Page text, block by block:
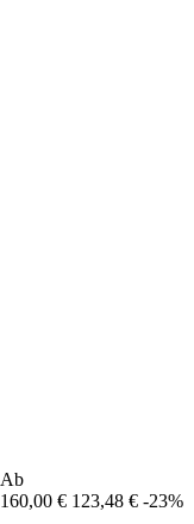
Ab
160,00 € 123,48 € -23%